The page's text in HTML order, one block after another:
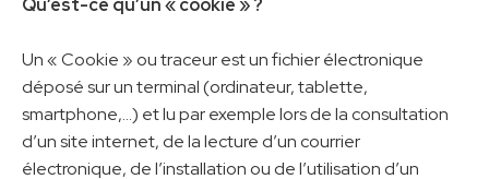
Qu’est-ce qu’un « cookie » ?
Un « Cookie » ou traceur est un fichier électronique
déposé sur un terminal (ordinateur, tablette,
smartphone,…) et lu par exemple lors de la consultation
d’un site internet, de la lecture d’un courrier
électronique, de l’installation ou de l’utilisation d’un